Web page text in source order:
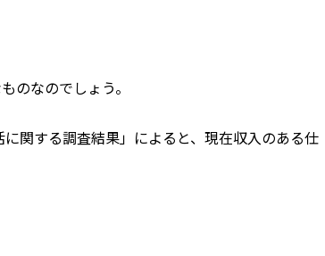
のなのでしょう。
関する調査結果」 によると、現在収入のある仕